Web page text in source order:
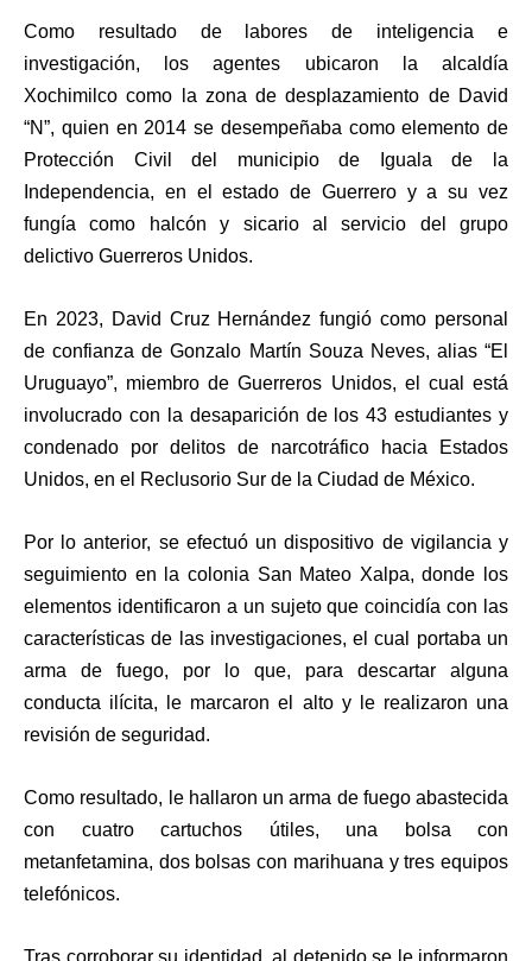
Como resultado de labores de inteligencia e
investigación, los agentes ubicaron la alcaldía
Xochimilco como la zona de desplazamiento de David
“N”, quien en 2014 se desempeñaba como elemento de
Protección Civil del municipio de Iguala de la
Independencia, en el estado de Guerrero y a su vez
fungía como halcón y sicario al servicio del grupo
delictivo Guerreros Unidos.
En 2023, David Cruz Hernández fungió como personal
de confianza de Gonzalo Martín Souza Neves, alias “El
Uruguayo”, miembro de Guerreros Unidos, el cual está
involucrado con la desaparición de los 43 estudiantes y
condenado por delitos de narcotráfico hacia Estados
Unidos, en el Reclusorio Sur de la Ciudad de México.
Por lo anterior, se efectuó un dispositivo de vigilancia y
seguimiento en la colonia San Mateo Xalpa, donde los
elementos identificaron a un sujeto que coincidía con las
características de las investigaciones, el cual portaba un
arma de fuego, por lo que, para descartar alguna
conducta ilícita, le marcaron el alto y le realizaron una
revisión de seguridad.
Como resultado, le hallaron un arma de fuego abastecida
con cuatro cartuchos útiles, una bolsa con
metanfetamina, dos bolsas con marihuana y tres equipos
telefónicos.